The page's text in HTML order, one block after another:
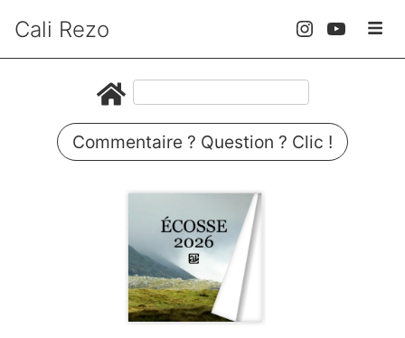
Cali Rezo
Commentaire ? Question ? Clic !